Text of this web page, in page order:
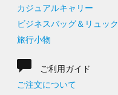
カジュアルキャリー
ビジネスバッグ＆リュック
旅行小物
ご利用ガイド
ご注文について